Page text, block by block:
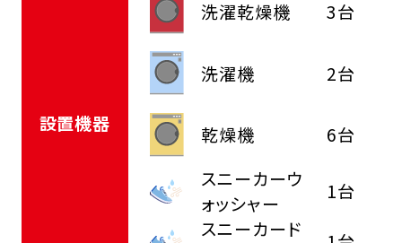
設置機器
洗濯乾燥機 3台
洗濯機 2台
乾燥機
6台
スニーカーウ
ォッシャー
1台
スニーカード